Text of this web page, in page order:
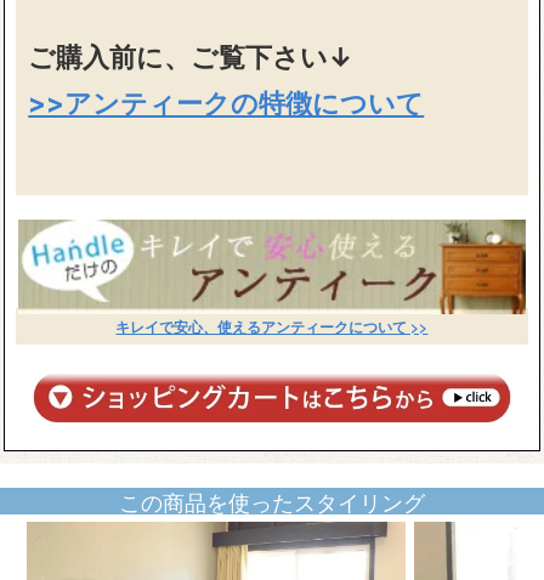
ご購入前に、ご覧下さい↓
>>アンティークの特徴について
キレイで安心、使えるアンティークについて >>
この商品を使ったスタイリング